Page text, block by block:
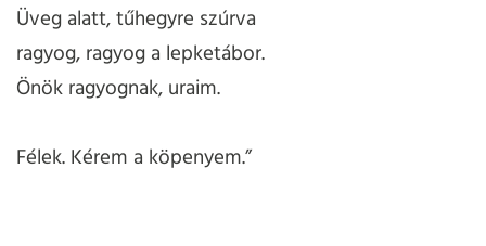
Üveg alatt, tűhegyre szúrva
ragyog, ragyog a lepketábor.
Önök ragyognak, uraim.
Félek. Kérem a köpenyem.”